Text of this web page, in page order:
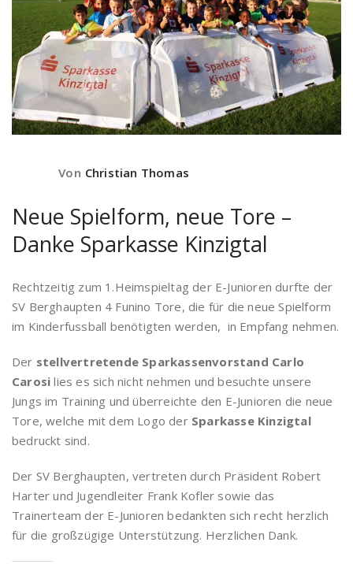
Von Christian Thomas
Neue Spielform, neue Tore –
Danke Sparkasse Kinzigtal
Rechtzeitig zum 1.Heimspieltag der E-Junioren durfte der
SV Berghaupten 4 Funino Tore, die für die neue Spielform
im Kinderfussball benötigten werden, in Empfang nehmen.
Der stellvertretende Sparkassenvorstand Carlo
Carosilies es sich nicht nehmen und besuchte unsere
Jungs im Training und überreichte den E-Junioren die neue
Tore, welche mit dem Logo der Sparkasse Kinzigtal
bedruckt sind.
Der SV Berghaupten, vertreten durch Präsident Robert
Harter und Jugendleiter Frank Kofler sowie das
Trainerteam der E-Junioren bedankten sich recht herzlich
für die großzügige Unterstützung. Herzlichen Dank.